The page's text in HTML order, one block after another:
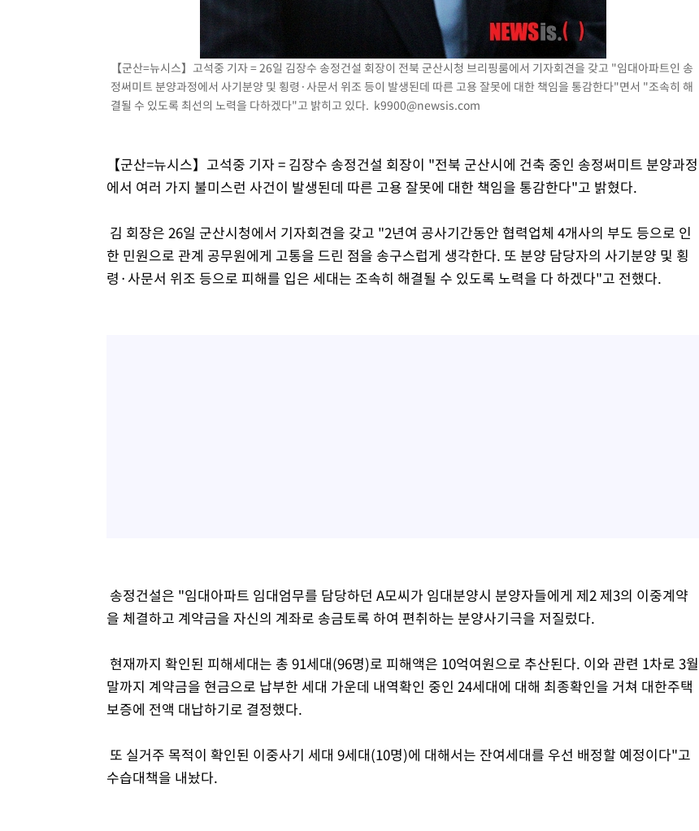
【군산=뉴시스】고석중 기자 = 26일 김장수 송정건설 회장이 전북 군산시청 브리핑룸에서 기자회견을 갖고 "임대아파트인 송
정써미트 분양과정에서 사기분양 및 횡령·사문서 위조 등이 발생된데 따른 고용 잘못에 대한 책임을 통감한다"면서 "조속히 해
결될 수 있도록 최선의 노력을 다하겠다"고 밝히고 있다. k9900@newsis.com
【군산=뉴시스】고석중 기자 = 김장수 송정건설 회장이 "전북 군산시에 건축 중인 송정써미트 분양과정
에서 여러 가지 불미스런 사건이 발생된데 따른 고용 잘못에 대한 책임을 통감한다"고 밝혔다.
김 회장은 26일 군산시청에서 기자회견을 갖고 "2년여 공사기간동안 협력업체 4개사의 부도 등으로 인
한 민원으로 관계 공무원에게 고통을 드린 점을 송구스럽게 생각한다. 또 분양 담당자의 사기분양 및 횡
령·사문서 위조 등으로 피해를 입은 세대는 조속히 해결될 수 있도록 노력을 다 하겠다"고 전했다.
송정건설은 "임대아파트 임대엄무를 담당하던 A모씨가 임대분양시 분양자들에게 제2 제3의 이중계약
을 체결하고 계약금을 자신의 계좌로 송금토록 하여 편취하는 분양사기극을 저질렀다.
현재까지 확인된 피해세대는 총 91세대(96명)로 피해액은 10억여원으로 추산된다. 이와 관련 1차로 3월
말까지 계약금을 현금으로 납부한 세대 가운데 내역확인 중인 24세대에 대해 최종확인을 거쳐 대한주택
보증에 전액 대납하기로 결정했다.
또 실거주 목적이 확인된 이중사기 세대 9세대(10명)에 대해서는 잔여세대를 우선 배정할 예정이다"고
수습대책을 내놨다.